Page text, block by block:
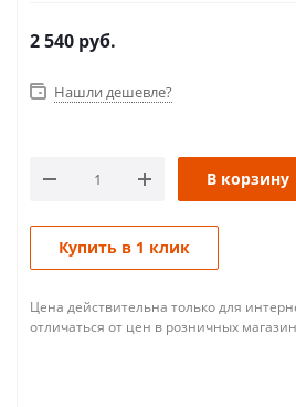
2 540 руб.
Нашли дешевле?
В корзину
Купить в 1 клик
Цена действительна только для
отличаться от цен в розничных